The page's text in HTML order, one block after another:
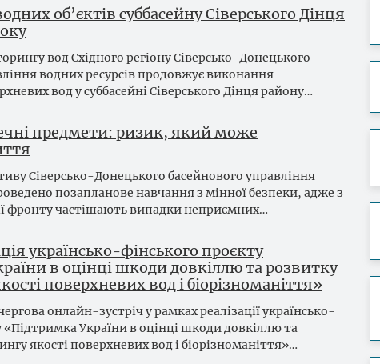
об’єктів суббасейну Сіверського Дінця
вод Східного регіону Сіверсько-Донецького
водних ресурсів продовжує виконання
вод у суббасейні Сіверського Дінця району…
предмети: ризик, який може
Сіверсько-Донецького басейнового управління
позапланове навчання з мінної безпеки, адже з
фронту частішають випадки неприємних…
українсько-фінського проєкту
в оцінці шкоди довкіллю та розвитку
поверхневих вод і біорізноманіття»
онлайн-зустріч у рамках реалізації українсько-
«Підтримка України в оцінці шкоди довкіллю та
якості поверхневих вод і біорізноманіття»…